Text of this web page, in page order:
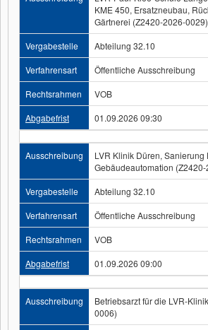
KME 450, Ersatzneubau,
Gärtnerei (Z2420-2026-0029)
Vergabestelle
Abteilung 32.10
Verfahrensart
Öffentliche Ausschreibung
Rechtsrahmen
VOB
Abgabefrist
01.09.2026 09:30
Ausschreibung
LVR Klinik Düren, Sanierung
Gebäudeautomation
Vergabestelle
Abteilung 32.10
Verfahrensart
Öffentliche Ausschreibung
Rechtsrahmen
VOB
Abgabefrist
01.09.2026 09:00
Ausschreibung
Betriebsarzt für die LVR-
0006)